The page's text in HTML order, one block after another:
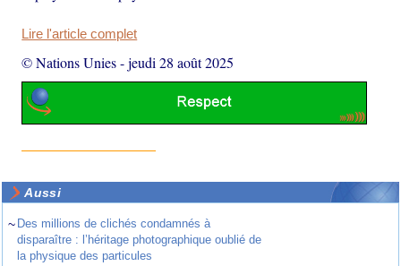
Lire l'article complet
© Nations Unies-jeudi 28 août 2025
Aussi
~ Des millions de clichés condamnés à
disparaître : l’héritage photographique oublié de
la physique des particules